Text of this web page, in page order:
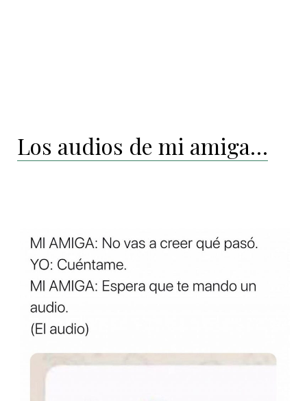
Los audios de mi amiga…